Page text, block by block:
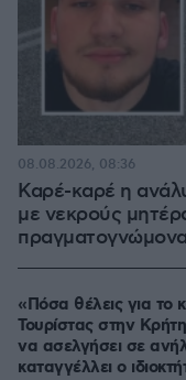
Καρέ-καρέ η
με νεκρούς μητέρα
08.08.2026, 08:36
«Πόσα θέλεις για το
Τουρίστας στην
να ασελγήσει σε
καταγγέλλει ο